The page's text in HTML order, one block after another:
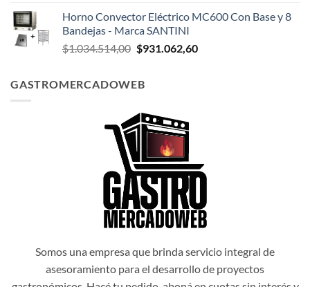
original
era:
$1.047.174,00.
actual
$942.456,60.
Horno Convector Eléctrico MC600 Con Base y 8
Bandejas - Marca SANTINI
$1.034.514,00 El
era:
$931.062,60El
GASTROMERCADOWEB
Somos una empresa que brinda servicio integral de
asesoramiento para el desarrollo de proyectos